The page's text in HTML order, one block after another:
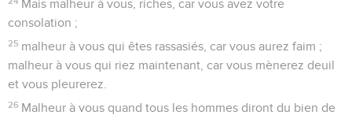
Mais malheur à vous, riches, car vous avez votre
consolation ;
25 malheur à vous qui êtes rassasiés, car vous aurez faim ;
malheur à vous qui riez maintenant, car vous mènerez deuil
et vous pleurerez.
26 Malheur à vous quand tous les hommes diront du bien de